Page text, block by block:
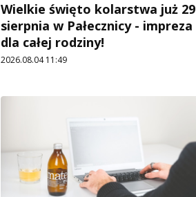
Wielkie święto kolarstwa już 29
sierpnia w Pałecznicy - impreza
dla całej rodziny!
2026.08.04 11:49